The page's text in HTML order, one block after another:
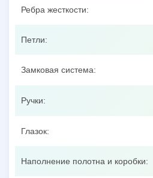
Ребра жесткости:
Петли:
Замковая система:
Ручки:
Глазок:
Наполнение полотна и коробки: